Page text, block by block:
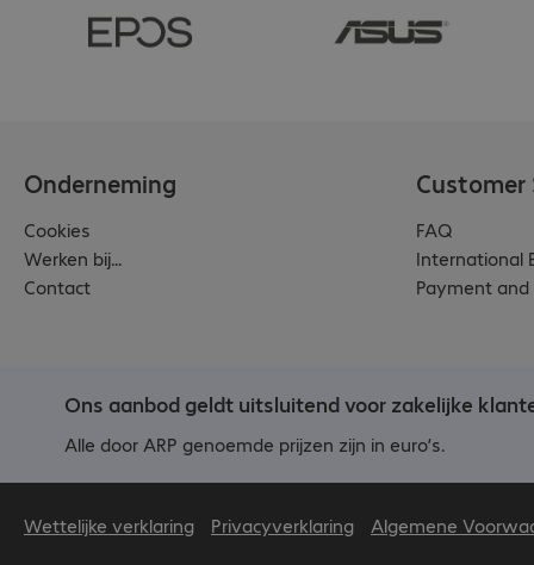
Onderneming
Cookies
Werken bij...
Contact
Customer
FAQ
International
Payment
Ons aanbod geldt uitsluitend voor zakelijke
Alle door ARP genoemde prijzen zijn in euro’s.
Wettelijke verklaring Privacyverklaring Algemene